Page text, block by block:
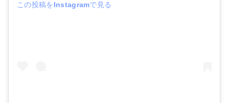
この投稿をInstagramで見る